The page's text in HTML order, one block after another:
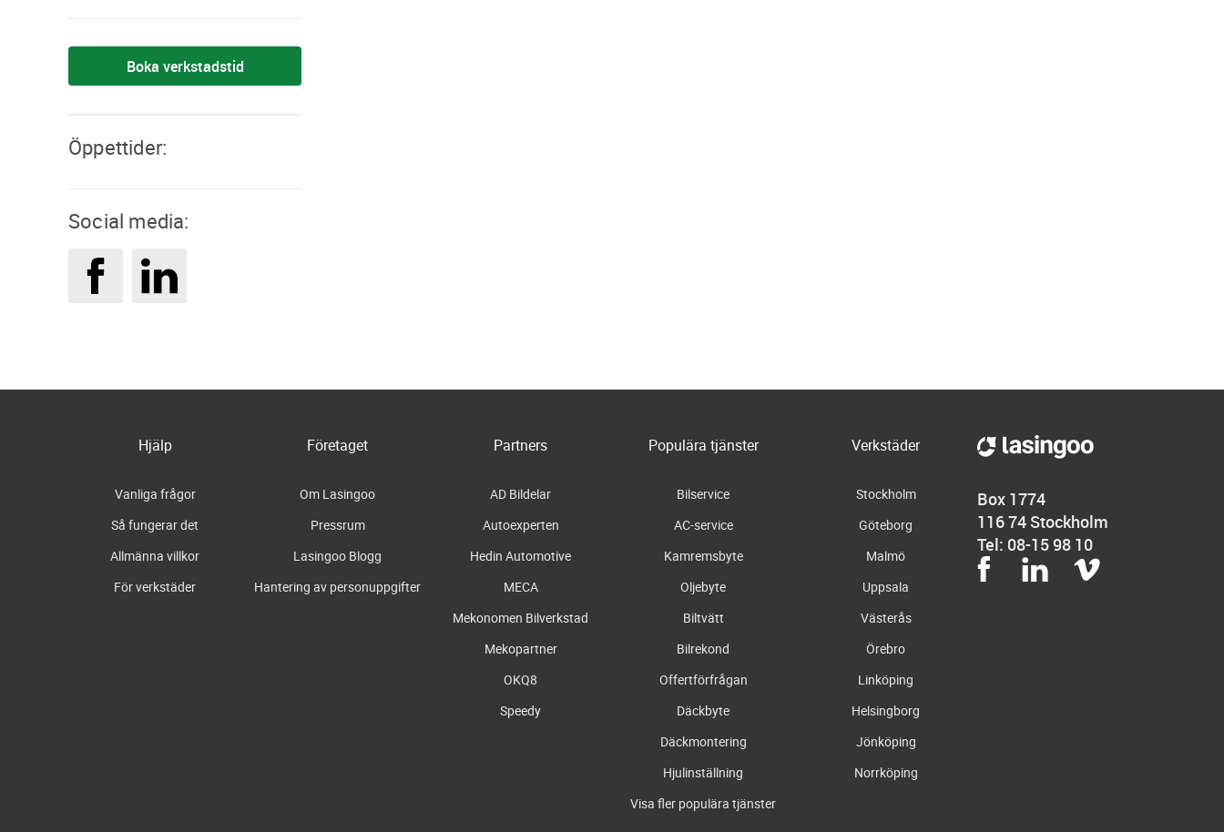
Boka verkstadstid
Öppettider:
Social media:
Hjälp
Vanliga frågor
Så fungerar det
Allmänna villkor
För verkstäder
Företaget
Om Lasingoo
Pressrum
Lasingoo Blogg
Hantering av personuppgifter
Partners
AD Bildelar
Autoexperten
Hedin Automotive
MECA
Mekonomen Bilverkstad
Mekopartner
OKQ8
Speedy
Populära tjänster
Bilservice
AC-service
Kamremsbyte
Oljebyte
Biltvätt
Bilrekond
Offertförfrågan
Däckbyte
Däckmontering
Hjulinställning
Visa fler populära tjänster
Verkstäder
Stockholm
Göteborg
Malmö
Uppsala
Västerås
Örebro
Linköping
Helsingborg
Jönköping
Norrköping
Box 1774
116 74 Stockholm
Tel: 08-15 98 10